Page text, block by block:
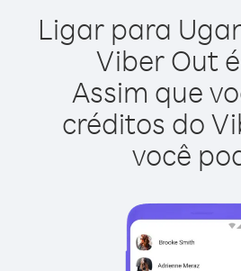
Ligar para
Viber Out
Assim que
créditos do
você